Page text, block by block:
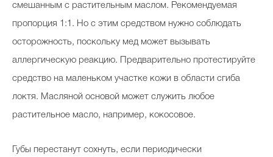
смешанным с растительным маслом. Рекомендуемая
пропорция 1:1. Но с этим средством нужно соблюдать
осторожность, поскольку мед может вызывать
аллергическую реакцию. Предварительно протестируйте
средство на маленьком участке кожи в области сгиба
локтя. Масляной основой может служить любое
растительное масло, например, кокосовое.
Губы перестанут сохнуть, если периодически